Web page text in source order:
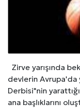
Zirve yarışında
devlerin Avrupa'da
Derbisi"nin
ana başlıklarını